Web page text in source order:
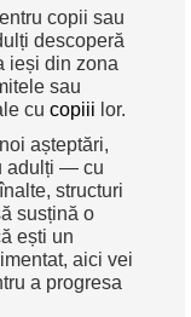
copii sau
descoperă
ieși din zona
sau
cu copiii lor.
așteptări,
adulți — cu
structuri
susțină o
ești un
aici vei
a progresa